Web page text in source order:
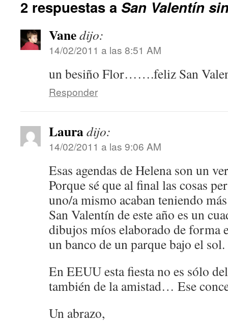
2 respuestas a San Valentín
Vanedijo:
14/02/2011 a las 8:51 AM
un besiño Flor…….feliz San
Responder
Lauradijo:
14/02/2011 a las 9:06 AM
Esas agendas de Helena son un
Porque sé que al final las cosas
uno/a mismo acaban teniendo
San Valentín de este año es un
dibujos míos elaborado de forma
un banco de un parque bajo el sol.
En EEUU esta fiesta no es sólo
también de la amistad… Ese
Un abrazo,